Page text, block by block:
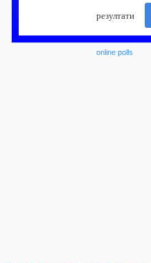
online polls